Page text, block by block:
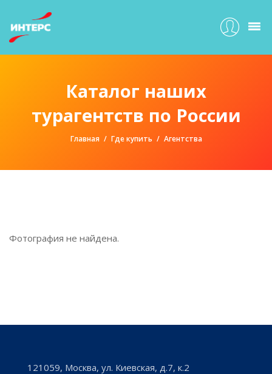
Каталог наших
турагентств по России
Главная Где купить Агентства
Фотография не найдена.
121059, Москва, ул. Киевская, д.7, к.2